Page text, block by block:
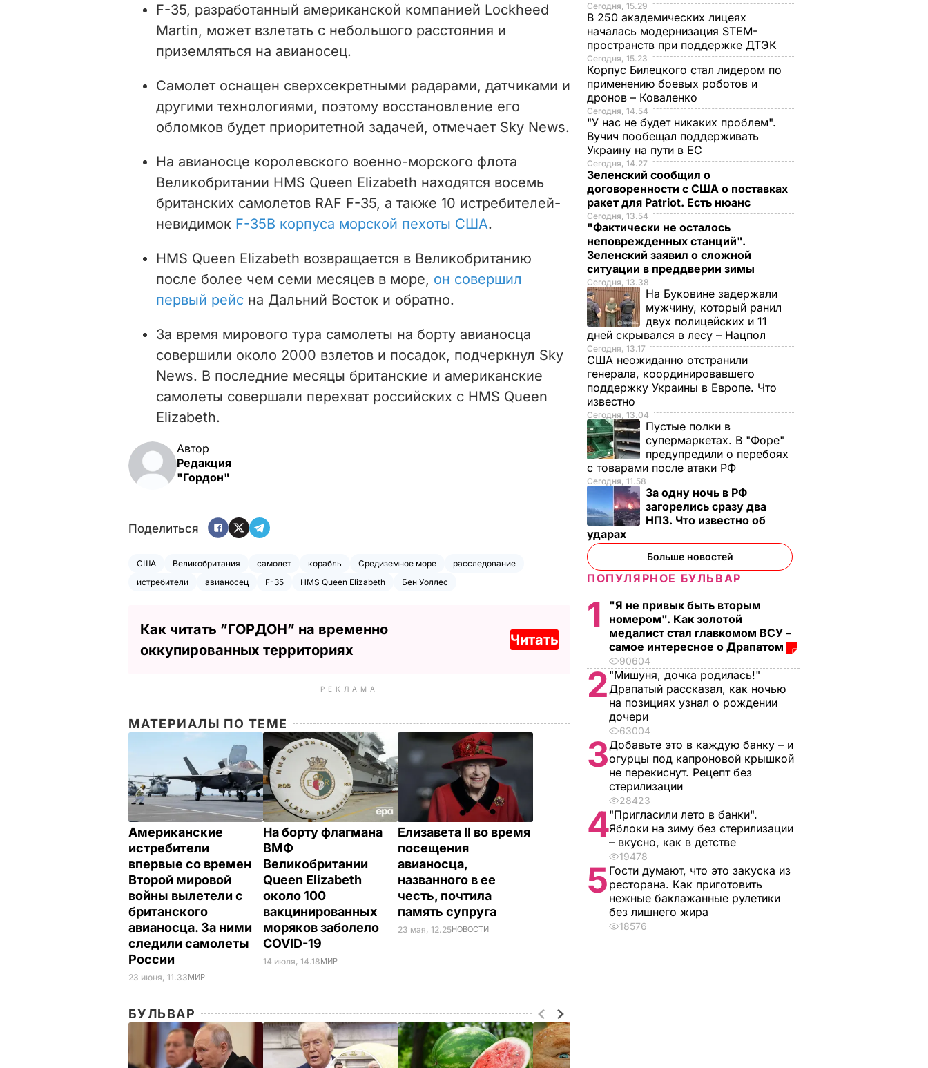
F-35, разработанный американской компанией Lockheed
Martin, может взлетать с небольшого расстояния и
приземляться на авианосец.
Самолет оснащен сверхсекретными радарами, датчиками и
другими технологиями, поэтому восстановление его
обломков будет приоритетной задачей, отмечает Sky News.
На авианосце королевского военно-морского флота
Великобритании HMS Queen Elizabeth находятся восемь
британских самолетов RAF F-35, а также 10 истребителей-
невидимок F-35B корпуса морской пехоты США.
HMS Queen Elizabeth возвращается в Великобританию
после более чем семи месяцев в море, он совершил
первый рейс на Дальний Восток и обратно.
За время мирового тура самолеты на борту авианосца
совершили около 2000 взлетов и посадок, подчеркнул Sky
News. В последние месяцы британские и американские
самолеты совершали перехват российских с HMS Queen
Elizabeth.
Автор
Редакция
"Гордон"
Поделиться
США Великобритания самолет корабль Средиземное море
расследование
истребители
авианосец F-35 HMS Queen Elizabeth Бен Уоллес
Как читать ”ГОРДОН” на временно
оккупированных территориях
Читать
РЕКЛАМА
МАТЕРИАЛЫ ПО ТЕМЕ
Американские
истребители
впервые со времен
Второй мировой
войны вылетели с
британского
авианосца. За ними
следили самолеты
России
23 июня, 11.33МИР
На борту флагмана
ВМФ
Великобритании
Queen Elizabeth
около 100
вакцинированных
моряков заболело
COVID-19
14 июля, 14.18МИР
Елизавета II во время
посещения
авианосца,
названного в ее
честь, почтила
память супруга
23 мая, 12.25НОВОСТИ
БУЛЬВАР
Сегодня, 15.29
В 250 академических лицеях
началась модернизация STEM-
пространств при поддержке ДТЭК​
Сегодня, 15.23
Корпус Билецкого стал лидером по
применению боевых роботов и
дронов – Коваленко
Сегодня, 14.54
"У нас не будет никаких проблем".
Вучич пообещал поддерживать
Украину на пути в ЕС
Сегодня, 14.27
Зеленский сообщил о
договоренности с США о поставках
ракет для Patriot. Есть нюанс
Сегодня, 13.54
"Фактически не осталось
неповрежденных станций".
Зеленский заявил о сложной
ситуации в преддверии зимы
Сегодня, 13.38
На Буковине задержали
мужчину, который ранил
двух полицейских и 11
дней скрывался в лесу – Нацпол
Сегодня, 13.17
США неожиданно отстранили
генерала, координировавшего
поддержку Украины в Европе. Что
известно
Сегодня, 13.04
Пустые полки в
супермаркетах. В "Форе"
предупредили о перебоях
с товарами после атаки РФ
Сегодня, 11.58
За одну ночь в РФ
загорелись сразу два
НПЗ. Что известно об
ударах
Больше новостей
ПОПУЛЯРНОЕ БУЛЬВАР
1
"Я не привык быть вторым
номером". Как золотой
медалист стал главкомом ВСУ –
самое интересное о Драпатом
90604
2 "Мишуня, дочка родилась!"
Драпатый рассказал, как ночью
на позициях узнал о рождении
дочери
63004
3Добавьте это в каждую банку – и
огурцы под капроновой крышкой
не перекиснут. Рецепт без
стерилизации
28423
4"Пригласили лето в банки".
Яблоки на зиму без стерилизации
– вкусно, как в детстве
19478
5 Гости думают, что это закуска из
ресторана. Как приготовить
нежные баклажанные рулетики
без лишнего жира
18576